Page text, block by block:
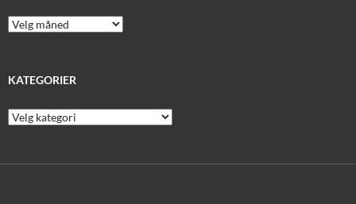
Publiserte
artikler
KATEGORIER
Kategorier